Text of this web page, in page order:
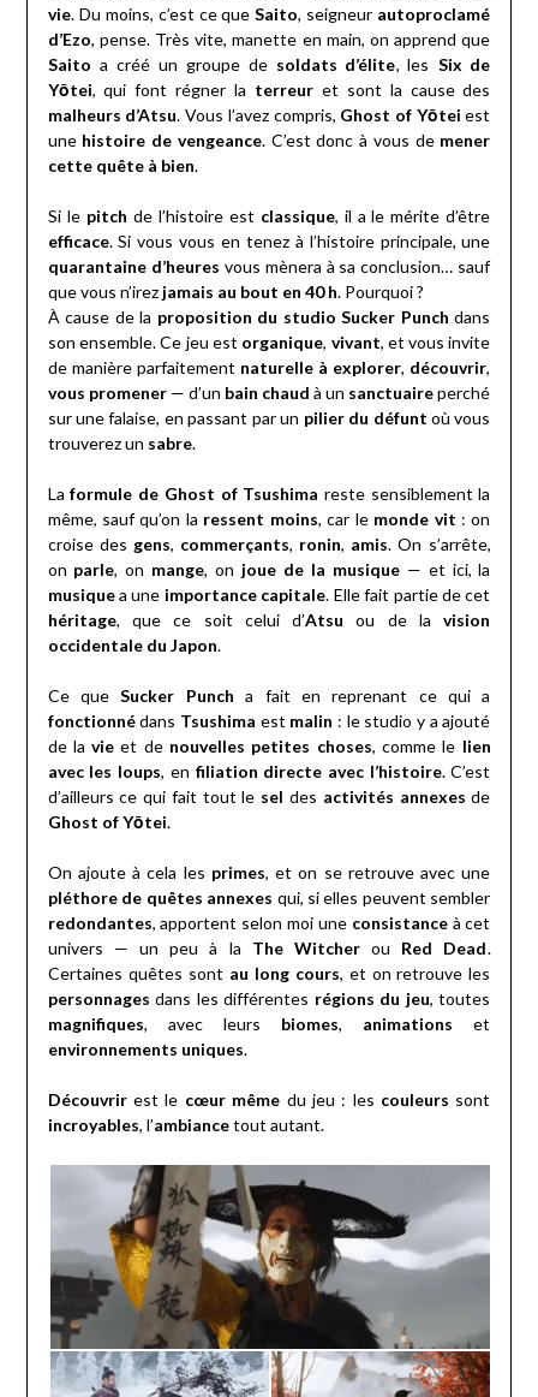
vie. Du moins, c’est ce queSaito, seigneur autoproclamé
d’Ezo, pense. Très vite, manette en main, on apprend que
Saito a créé un groupe de soldats d’élite, les Six de
Yōtei, qui font régner la terreur et sont la cause des
malheurs d’Atsu. Vous l’avez compris, Ghost of Yōtei est
une histoire de vengeance. C’est donc à vous de mener
cette quête à bien.
Si le pitch de l’histoire est classique, il a le mérite d’être
efficace. Si vous vous en tenez à l’histoire principale, une
quarantaine d’heures vous mènera à sa conclusion… sauf
que vous n’irez jamais au bout en 40 h. Pourquoi ?
À cause de la proposition du studio Sucker Punch dans
son ensemble. Ce jeu est organique, vivant, et vous invite
de manière parfaitement naturelle à explorer, découvrir,
vous promener— d’un bain chaud à un sanctuaireperché
sur une falaise, en passant par un pilier du défunt où vous
trouverez un sabre.
Laformule de Ghost of Tsushima reste sensiblement la
même, sauf qu’on la ressent moins, car le monde vit : on
croise des gens, commerçants, ronin, amis. On s’arrête,
on parle, on mange, on joue de la musique— et ici, la
musiquea une importance capitale. Elle fait partie de cet
héritage, que ce soit celui d’Atsu ou de lavision
occidentale du Japon.
Ce queSucker Punch a fait en reprenant ce qui a
fonctionnédans Tsushima est malin : le studio y a ajouté
de lavie et de nouvelles petites choses, comme le lien
avec les loups, en filiation directe avec l’histoire. C’est
d’ailleurs ce qui fait tout le sel des activités annexes de
Ghost of Yōtei.
On ajoute à cela les primes, et on se retrouve avec une
pléthore de quêtes annexes qui, si elles peuvent sembler
redondantes, apportent selon moi une consistanceà cet
univers — un peu à la The Witcherou Red Dead.
Certaines quêtes sont au long cours, et on retrouve les
personnages dans les différentes régions du jeu, toutes
magnifiques, avec leurs biomes, animations et
environnements uniques.
Découvrirest le cœur même du jeu : les couleurs sont
incroyables, l’ambiancetout autant.